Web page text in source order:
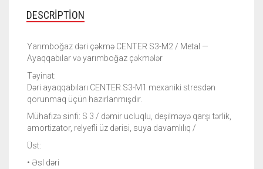
DESCRIPTION
Yarımboğaz dəri çəkmə CENTER S3-M2 / Metal —
Ayaqqabılar və yarımboğaz çəkmələr
Təyinat:
Dəri ayaqqabıları CENTER S3-M1 mexaniki stresdən
qorunmaq üçün hazırlanmışdır.
Mühafizə sinfi: S 3 / dəmir ucluqlu, deşilməyə qarşı tərlik,
amortizator, relyefli üz dərisi, suya davamlılıq /
Üst:
• Əsl dəri